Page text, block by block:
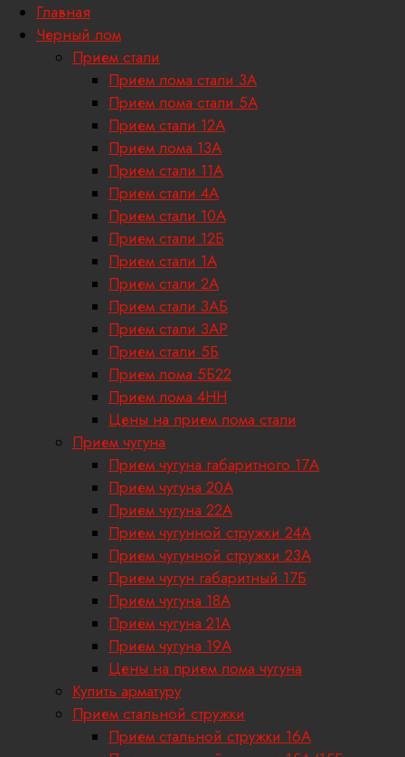
Главная
Черный лом
Прием стали
Прием лома стали 3А
Прием лома стали 5А
Прием стали 12А
Прием лома 13А
Прием стали 11А
Прием стали 4А
Прием стали 10А
Прием стали 12Б
Прием стали 1А
Прием стали 2А
Прием стали 3АБ
Прием стали 3АР
Прием стали 5Б
Прием лома 5Б22
Прием лома 4НН
Цены на прием лома стали
Прием чугуна
Прием чугуна габаритного 17A
Прием чугуна 20А
Прием чугуна 22А
Прием чугунной стружки 24А
Прием чугунной стружки 23А
Прием чугун габаритный 17Б
Прием чугуна 18A
Приём чугуна 21А
Прием чугуна 19А
Цены на прием лома чугуна
Купить арматуру
Прием стальной стружки
Прием стальной стружки 16А